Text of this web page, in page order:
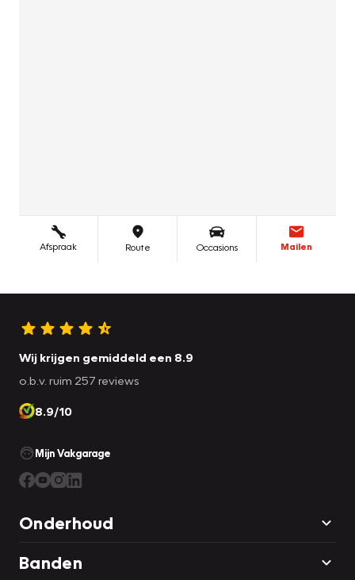
Wij krijgen gemiddeld een 8.9
o.b.v. ruim 257 reviews
8.9/10
Mijn Vakgarage
Onderhoud
Banden